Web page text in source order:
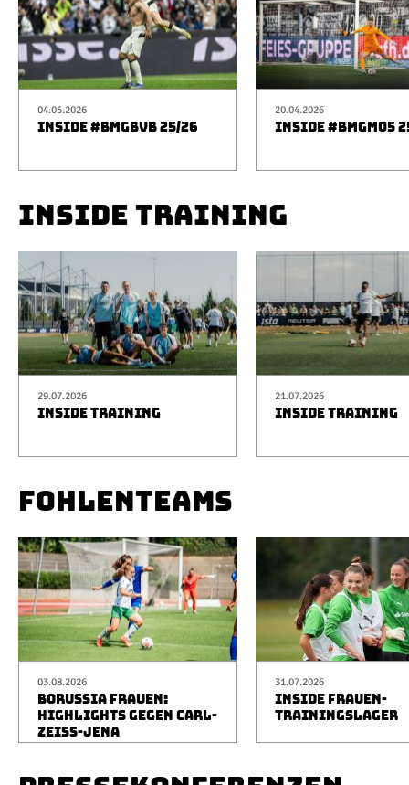
04.05.2026
INSIDE #BMGBVB 25/26
20.04.2026
INSIDE #BMGM05
INSIDE TRAINING
29.07.2026
INSIDE TRAINING
21.07.2026
INSIDE TRAINING
FOHLENTEAMS
03.08.2026
BORUSSIA FRAUEN:
HIGHLIGHTS GEGEN CARL-
ZEISS-JENA
31.07.2026
INSIDE FRAUEN-
TRAININGSLAGER